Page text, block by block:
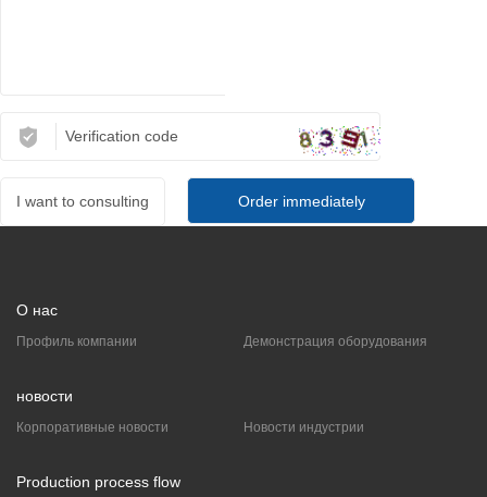
I want to consulting
О нас
Профиль компании Демонстрация оборудования
новости
Корпоративные новости Новости индустрии
Production process flow